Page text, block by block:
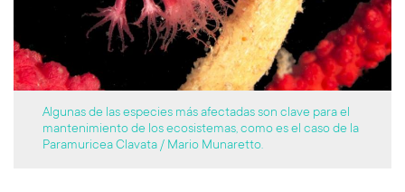
Algunas de las especies más afectadas son clave para el
mantenimiento de los ecosistemas, como es el caso de la
Paramuricea Clavata / Mario Munaretto.